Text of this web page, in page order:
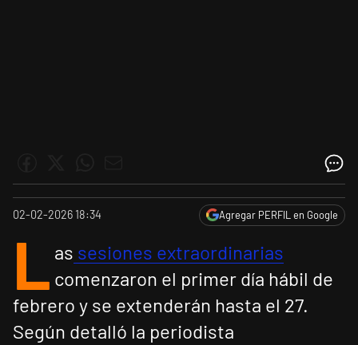
02-02-2026 18:34 Agregar PERFIL en Google
L as sesiones extraordinarias
comenzaron el primer día hábil de
febrero y se extenderán hasta el 27.
Según detalló la periodista